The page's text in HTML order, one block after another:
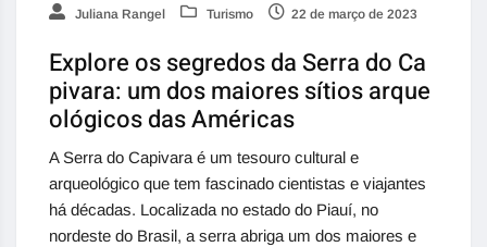
Juliana Rangel Turismo 22 de março de 2023
Explore os segredos da Serra do Ca
pivara: um dos maiores sítios arque
ológicos das Américas
A Serra do Capivara é um tesouro cultural e
arqueológico que tem fascinado cientistas e viajantes
há décadas. Localizada no estado do Piauí, no
nordeste do Brasil, a serra abriga um dos maiores e